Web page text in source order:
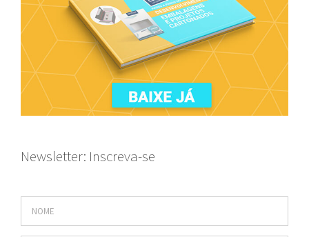
Newsletter: Inscreva-se